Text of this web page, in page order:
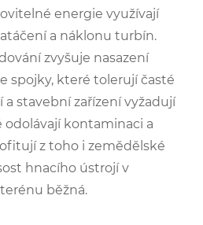
energie využívají
a náklonu turbín.
zvyšuje nasazení
spojky, které tolerují časté
stavební zařízení vyžadují
kontaminaci a
z toho i zemědělské
hnacího ústrojí v
běžná.